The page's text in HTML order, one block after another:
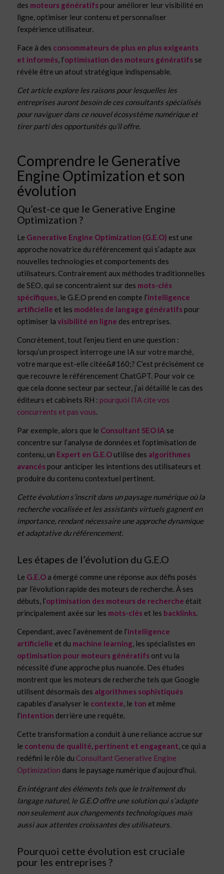
des moteurs génératifspour améliorer leur visibilité en
ligne, optimiser leur contenu et personnaliser
l’expérience utilisateur.
Face à des consommateurs de plus en plus exigeants
et informés, l’optimisation des moteurs génératifsse
révèle être un atout stratégique indispensable.
Cet article explore les raisons pour lesquelles les
entreprises auront besoin de ces consultants spécialisés
pour naviguer dans ce nouvel écosystème numérique et
tirer parti des opportunités qu’il offre.
Comprendre le Generative
Engine Optimization et son
évolution
Qu’est-ce que le Generative Engine
Optimization ?
Le Generative Engine Optimization (G.E.O) est une
approche novatrice du référencement qui s’adapte aux
nouvelles technologies et comportements des
utilisateurs. Contrairement aux méthodes traditionnelles
de SEO, qui se concentraient sur des mots-clés
spécifiques, le G.E.O prend en compte l’intelligence
artificielle et les modèles de langage génératifspour
optimiser la visibilité en ligne des entreprises.
Concrètement, tout l’enjeu tient en une question :
lorsqu’un prospect interroge une IA sur votre marché,
votre marque est-elle citée&#160;? C’est précisément ce
que recouvre le référencement ChatGPT. Pour voir ce
que cela donne secteur par secteur, j’ai détaillé le cas des
éditeurs et cabinets RH : pourquoi l’IA cite vos
concurrents et pas vous.
Par exemple, alors que le Consultant SEO IA se
concentre sur l’analyse de données et l’optimisation de
contenu, un Expert en G.E.Outilise des algorithmes
avancéspour anticiper les intentions des utilisateurs et
produire du contenu contextuel pertinent.
Cette évolution s’inscrit dans un paysage numérique où la
recherche vocalisée et les assistants virtuels gagnent en
importance, rendant nécessaire une approche dynamique
et adaptative du référencement.
Les étapes de l’évolution du G.E.O
Le G.E.Oa émergé comme une réponse aux défis posés
par l’évolution rapide des moteurs de recherche. À ses
débuts, l’optimisation des moteurs de recherche était
principalement axée sur les mots-cléset les backlinks.
Cependant, avec l’avènement de l’intelligence
artificielle et du machine learning, les spécialistes en
optimisation pour moteurs génératifsont vu la
nécessité d’une approche plus nuancée. Des études
montrent que les moteurs de recherche tels que Google
utilisent désormais des algorithmes sophistiqués
capables d’analyser le contexte, le ton et même
l’intention derrière une requête.
Cette transformation a conduit à une reliance accrue sur
le contenu de qualité, pertinent et engageant, ce qui a
redéfini le rôle du Consultant Generative Engine
Optimization dans le paysage numérique d’aujourd’hui.
En intégrant des éléments tels que le traitement du
langage naturel, le G.E.O offre une solution qui s’adapte
non seulement aux changements technologiques mais
aussi aux attentes croissantes des utilisateurs.
Pourquoi cette évolution est cruciale
pour les entreprises ?